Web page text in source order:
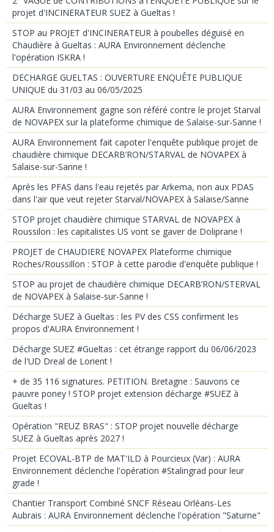
projet d'INCINERATEUR SUEZ à Gueltas !
STOP au PROJET d'INCINERATEUR à poubelles déguisé en
Chaudière à Gueltas : AURA Environnement déclenche
l'opération ISKRA !
DECHARGE GUELTAS : OUVERTURE ENQUÊTE PUBLIQUE
UNIQUE du 31/03 au 06/05/2025
AURA Environnement gagne son référé contre le projet Starval
de NOVAPEX sur la plateforme chimique de Salaise-sur-Sanne !
AURA Environnement fait capoter l'enquête publique projet de
chaudière chimique DECARB’RON/STARVAL de NOVAPEX à
Salaise-sur-Sanne !
Après les PFAS dans l'eau rejetés par Arkema, non aux PDAS
dans l'air que veut rejeter Starval/NOVAPEX à Salaise/Sanne
STOP projet chaudière chimique STARVAL de NOVAPEX à
Roussilon : les capitalistes US vont se gaver de Doliprane !
PROJET de CHAUDIERE NOVAPEX Plateforme chimique
Roches/Roussillon : STOP à cette parodie d'enquête publique !
STOP au projet de chaudière chimique DECARB’RON/STERVAL
de NOVAPEX à Salaise-sur-Sanne !
Décharge SUEZ à Gueltas : les PV des CSS confirment les
propos d'AURA Environnement !
Décharge SUEZ #Gueltas : cet étrange rapport du 06/06/2023
de l'UD Dreal de Lorient !
+ de 35 116 signatures. PETITION. Bretagne : Sauvons ce
pauvre poney ! STOP projet extension décharge #SUEZ à
Gueltas !
Opération "REUZ BRAS" : STOP projet nouvelle décharge
SUEZ à Gueltas après 2027 !
Projet ECOVAL-BTP de MAT'ILD à Pourcieux (Var) : AURA
Environnement déclenche l'opération #Stalingrad pour leur
grade !
Chantier Transport Combiné SNCF Réseau Orléans-Les
Aubrais : AURA Environnement déclenche l'opération "Saturne"